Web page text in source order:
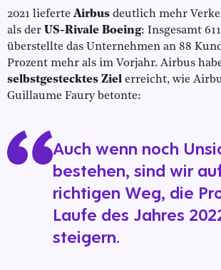
2021 lieferte Airbus deutlich mehr
als der US-Rivale Boeing: Insgesamt
überstellte das Unternehmen an 88
Prozent mehr als im Vorjahr. Airbus
selbstgestecktes Ziel erreicht, wie
Guillaume Faury betonte:
Auch wenn noch
bestehen, sind wir
richtigen Weg, die
Laufe des Jahres
steigern.